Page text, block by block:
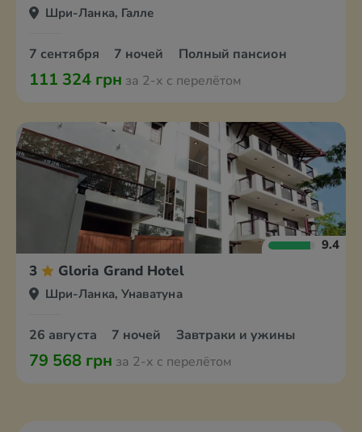
Шри-Ланка, Галле
7 сентября 7 ночей Полный пансион
111 324 грн за 2-х с перелётом
9.4
3 Gloria Grand Hotel
Шри-Ланка, Унаватуна
26 августа 7 ночей Завтраки и ужины
79 568 грн за 2-х с перелётом